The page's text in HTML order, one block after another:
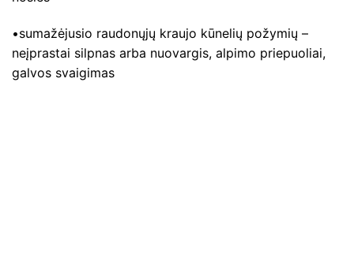
•sumažėjusio raudonųjų kraujo kūnelių požymių –
neįprastai silpnas arba nuovargis, alpimo priepuoliai,
galvos svaigimas